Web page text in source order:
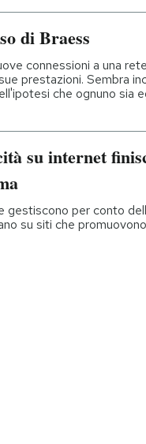
di Braess
connessioni a una
prestazioni. Sembra
che ognuno sia
su internet
gestiscono per conto
su siti che